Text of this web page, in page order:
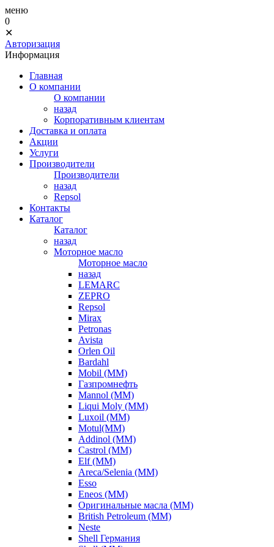
меню
0
✕
Авторизация
Информация
Главная
О компании
О компании
назад
Корпоративным клиентам
Доставка и оплата
Акции
Услуги
Производители
Производители
назад
Repsol
Контакты
Каталог
Каталог
назад
Моторное масло
Моторное масло
назад
LEMARC
ZEPRO
Repsol
Mirax
Petronas
Avista
Orlen Oil
Bardahl
Mobil (ММ)
Газпромнефть
Mannol (ММ)
Liqui Moly (ММ)
Luxoil (ММ)
Motul(ММ)
Addinol (ММ)
Castrol (ММ)
Elf (ММ)
Areca/Selenia (ММ)
Esso
Eneos (ММ)
Оригинальные масла (ММ)
British Petroleum (ММ)
Neste
Shell Германия